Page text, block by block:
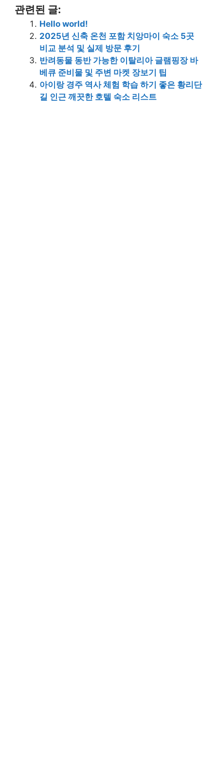
관련된 글:
Hello world!
2025년 신축 온천 포함 치앙마이 숙소 5곳
비교 분석 및 실제 방문 후기
반려동물 동반 가능한 이탈리아 글램핑장 바
베큐 준비물 및 주변 마켓 장보기 팁
아이랑 경주 역사 체험 학습 하기 좋은 황리단
길 인근 깨끗한 호텔 숙소 리스트